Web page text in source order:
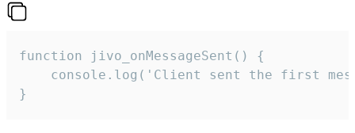
function jivo_onMessageSent() {
console.log('Client sent the first
}